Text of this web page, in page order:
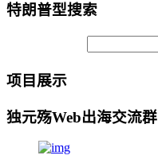
特朗普型搜索
项目展示
独元殇Web出海交流群